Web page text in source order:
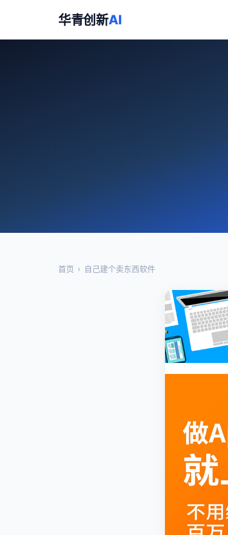
华青创新AI
首页 › 自己建个卖东西软件